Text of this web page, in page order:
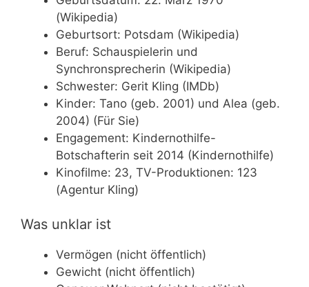
(Wikipedia)
Geburtsort: Potsdam (Wikipedia)
Beruf: Schauspielerin und
Synchronsprecherin (Wikipedia)
Schwester: Gerit Kling (IMDb)
Kinder: Tano (geb. 2001) und Alea (geb.
2004) (Für Sie)
Engagement: Kindernothilfe-
Botschafterin seit 2014 (Kindernothilfe)
Kinofilme: 23, TV-Produktionen: 123
(Agentur Kling)
Was unklar ist
Vermögen (nicht öffentlich)
Gewicht (nicht öffentlich)